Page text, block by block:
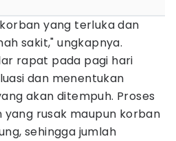
yang terluka dan
sakit," ungkapnya.
rapat pada pagi hari
dan menentukan
akan ditempuh. Proses
rusak maupun korban
sehingga jumlah